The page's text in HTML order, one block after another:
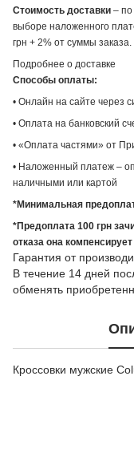
Стоимость доставки –
выборе наложенного
грн + 2% от суммы заказа.
Подробнее о доставке
Способы оплаты:
• Онлайн на сайте через
• Оплата на банковский
• «Оплата частями» от
• Наложенный платеж –
наличными или картой
*Минимальная
*Предоплата 100 грн
отказа она
Гарантия от
В течение 14 дней
обменять
Кроссовки мужские